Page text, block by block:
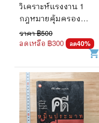
วิเคราะห์แรงงาน 1
กฎหมายคุ้มครอง
แรงงาน - รุ่งโรจน์
รื่นเริงวงศ์
ราคา ฿500
ลดเหลือ ฿300 ลด40%
shopping_cart